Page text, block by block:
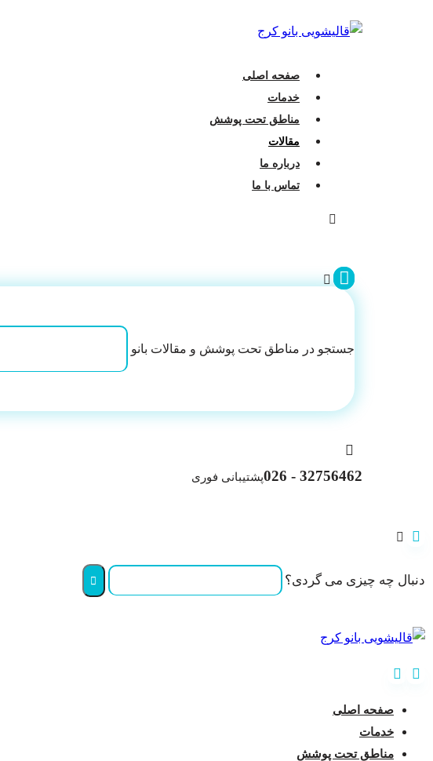
صفحه اصلی
خدمات
مناطق تحت پوشش
مقالات
درباره ما
تماس با ما
جستجو در مناطق تحت پوشش و مقالات بانو
32756462 - 026 پشتیبانی فوری
دنبال چه چیزی می گردی؟
صفحه اصلی
خدمات
مناطق تحت پوشش